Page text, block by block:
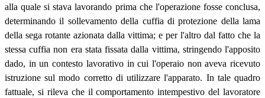
alla quale si stava lavorando prima che l'operazione fosse conclusa,
determinando il sollevamento della cuffia di protezione della lama
della sega rotante azionata dalla vittima; e per l'altro dal fatto che la
stessa cuffia non era stata fissata dalla vittima, stringendo l'apposito
dado, in un contesto lavorativo in cui l'operaio non aveva ricevuto
istruzione sul modo corretto di utilizzare l'apparato. In tale quadro
fattuale, si rileva che il comportamento intempestivo del lavoratore